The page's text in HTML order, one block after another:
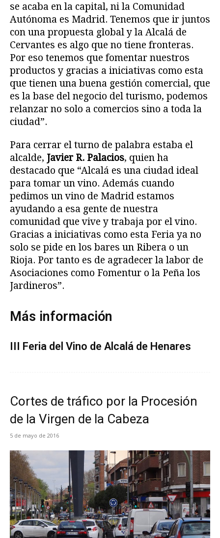
se acaba en la capital, ni la Comunidad
Autónoma es Madrid. Tenemos que ir juntos
con una propuesta global y la Alcalá de
Cervantes es algo que no tiene fronteras.
Por eso tenemos que fomentar nuestros
productos y gracias a iniciativas como esta
que tienen una buena gestión comercial, que
es la base del negocio del turismo, podemos
relanzar no solo a comercios sino a toda la
ciudad”.
Para cerrar el turno de palabra estaba el
alcalde, Javier R. Palacios, quien ha
destacado que “Alcalá es una ciudad ideal
para tomar un vino. Además cuando
pedimos un vino de Madrid estamos
ayudando a esa gente de nuestra
comunidad que vive y trabaja por el vino.
Gracias a iniciativas como esta Feria ya no
solo se pide en los bares un Ribera o un
Rioja. Por tanto es de agradecer la labor de
Asociaciones como Fomentur o la Peña los
Jardineros”.
Más información
III Feria del Vino de Alcalá de Henares
Cortes de tráfico por la Procesión
de la Virgen de la Cabeza
5 de mayo de 2016